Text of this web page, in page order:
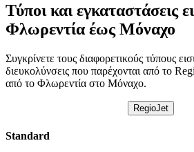
Τύποι και εγκαταστάσεις
Φλωρεντία έως Μόναχο
Συγκρίνετε τους διαφορετικούς τύπους
διευκολύνσεις που παρέχονται από το
από το Φλωρεντία στο Μόναχο.
RegioJet
Standard